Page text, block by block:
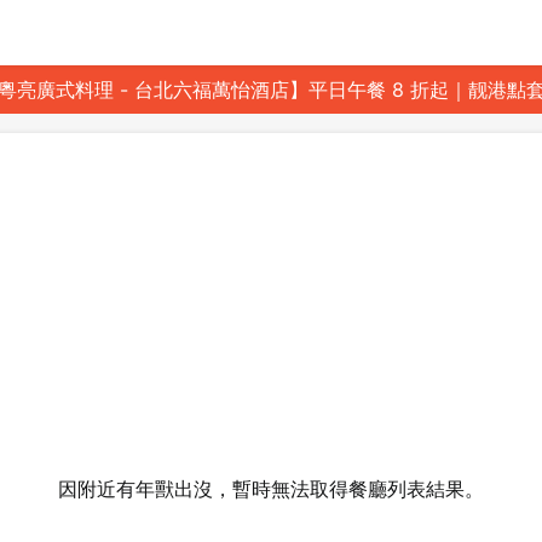
亮廣式料理 - 台北六福萬怡酒店】平日午餐 8 折起｜靓港點
因附近有年獸出沒，暫時無法取得餐廳列表結果。